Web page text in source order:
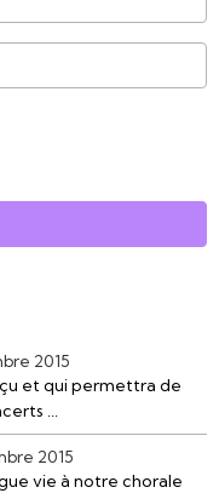
2015
et qui permettra de
...
2015
vie à notre chorale